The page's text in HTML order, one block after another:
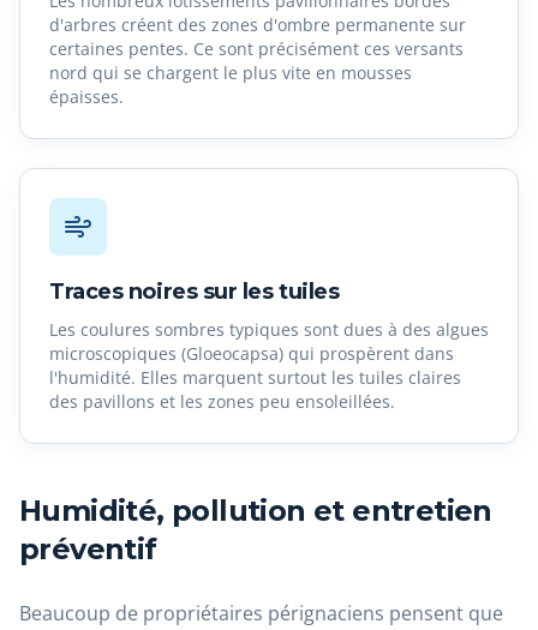
d'arbres créent des zones d'ombre permanente sur
certaines pentes. Ce sont précisément ces versants
nord qui se chargent le plus vite en mousses
épaisses.
Traces noires sur les tuiles
Les coulures sombres typiques sont dues à des algues
microscopiques (Gloeocapsa) qui prospèrent dans
l'humidité. Elles marquent surtout les tuiles claires
des pavillons et les zones peu ensoleillées.
Humidité, pollution et entretien
préventif
Beaucoup de propriétaires pérignaciens pensent que